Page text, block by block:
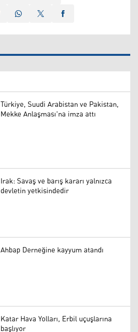
Türkiye, Suudi Arabistan ve Pakistan,
Mekke Anlaşması'na imza attı
Irak: Savaş ve barış kararı yalnızca
devletin yetkisindedir
Ahbap Derneğine kayyum atandı
Katar Hava Yolları, Erbil uçuşlarına
başlıyor